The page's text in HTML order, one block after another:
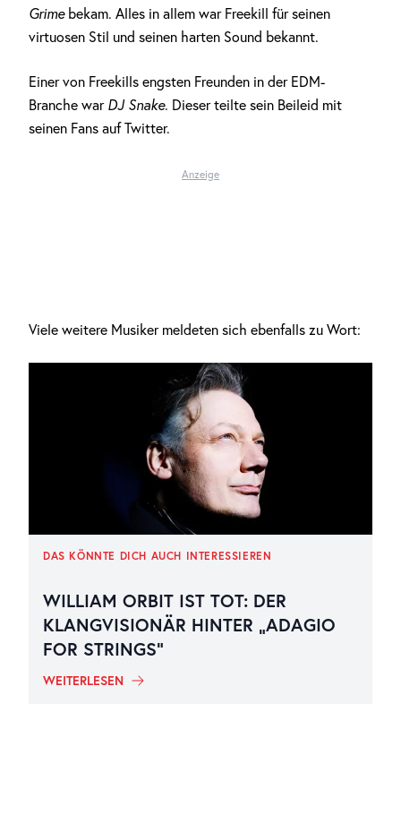
Grimebekam. Alles in allem war Freekill für seinen
virtuosen Stil und seinen harten Sound bekannt.
Einer von Freekills engsten Freunden in der EDM-
Branche war DJ Snake. Dieser teilte sein Beileid mit
seinen Fans auf Twitter.
Anzeige
Viele weitere Musiker meldeten sich ebenfalls zu Wort:
DAS KÖNNTE DICH AUCH INTERESSIEREN
WILLIAM ORBIT IST TOT: DER
KLANGVISIONÄR HINTER „ADAGIO
FOR STRINGS“
WEITERLESEN